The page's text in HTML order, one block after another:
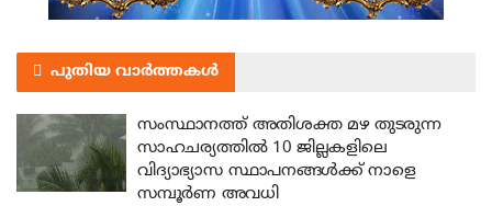
പുതിയ വാർത്തകൾ
സംസ്ഥാനത്ത് അതിശക്ത മഴ തുടരുന്ന
സാഹചര്യത്തിൽ 10 ജില്ലകളിലെ
വിദ്യാഭ്യാസ സ്ഥാപനങ്ങൾക്ക് നാളെ
സമ്പൂർണ അവധി